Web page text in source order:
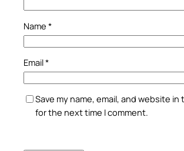
Name *
Email*
Save my name, email, and website
for the next time I comment.